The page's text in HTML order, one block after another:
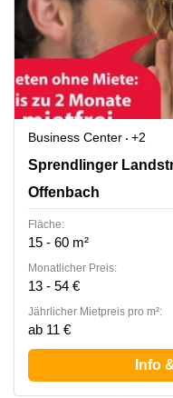
Business Center
+2
Sprendlinger Landstr.
Sprendlinger
Offenbach
Fläche:
15 - 60 m²
Monatlicher Preis:
13 - 54 €
Jährlicher Mietpreis pro m²:
ab 11 €
Info